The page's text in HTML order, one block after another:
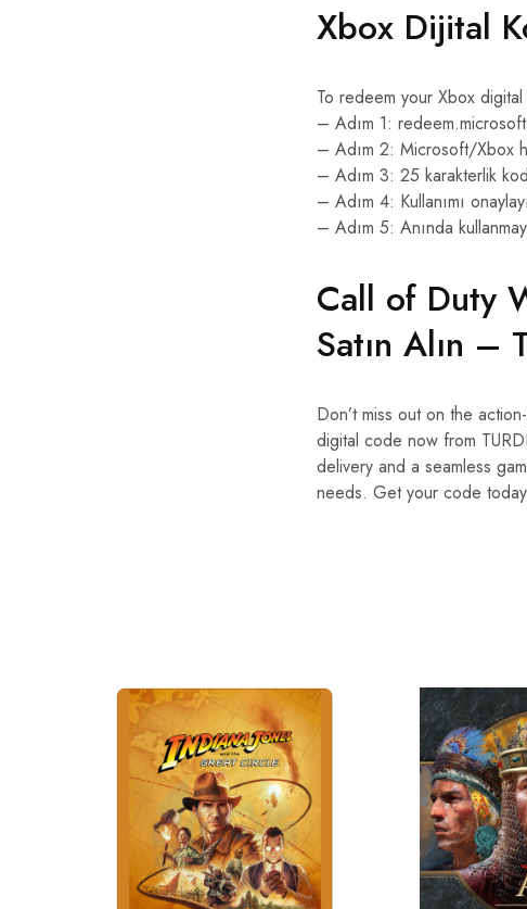
Xbox Dijital
To redeem your Xbox
– Adım 1:
– Adım 2: Microsoft/Xbox
– Adım 3: 25 karakterlik
– Adım 4: Kullanımı
– Adım 5: Anında
Call of Duty
Satın Alın –
Don’t miss out on the
digital code now from
delivery and a seamless
needs. Get your code